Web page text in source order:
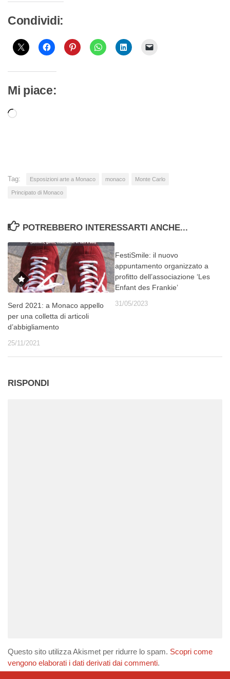
Condividi:
Mi piace:
Caricamento
Tag: Esposizioni arte a Monaco monaco Monte Carlo
Principato di Monaco
POTREBBERO INTERESSARTI ANCHE...
Serd 2021: a Monaco appello
per una colletta di articoli
d’abbigliamento
25/11/2021
FestiSmile: il nuovo
appuntamento organizzato a
profitto dell’associazione ‘Les
Enfant des Frankie’
31/05/2023
RISPONDI
Questo sito utilizza Akismet per ridurre lo spam. Scopri come
vengono elaborati i dati derivati dai commenti.